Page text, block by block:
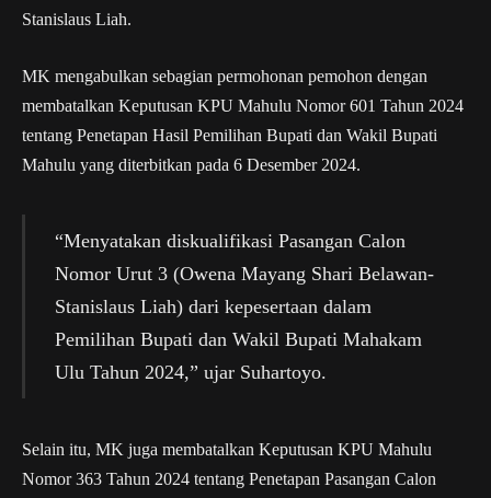
Stanislaus Liah.
MK mengabulkan sebagian permohonan pemohon dengan
membatalkan Keputusan KPU Mahulu Nomor 601 Tahun 2024
tentang Penetapan Hasil Pemilihan Bupati dan Wakil Bupati
Mahulu yang diterbitkan pada 6 Desember 2024.
“Menyatakan diskualifikasi Pasangan Calon
Nomor Urut 3 (Owena Mayang Shari Belawan-
Stanislaus Liah) dari kepesertaan dalam
Pemilihan Bupati dan Wakil Bupati Mahakam
Ulu Tahun 2024,” ujar Suhartoyo.
Selain itu, MK juga membatalkan Keputusan KPU Mahulu
Nomor 363 Tahun 2024 tentang Penetapan Pasangan Calon